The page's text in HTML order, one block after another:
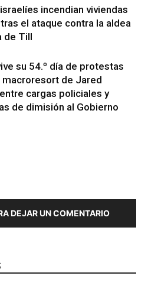
incendian viviendas
el ataque contra la aldea
de Till
su 54.º día de protestas
macroresort de Jared
cargas policiales y
de dimisión al Gobierno
DEJAR UN COMENTARIO